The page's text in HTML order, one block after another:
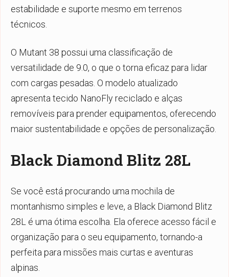
estabilidade e suporte mesmo em terrenos
técnicos.
O Mutant 38 possui uma classificação de
versatilidade de 9.0, o que o torna eficaz para lidar
com cargas pesadas. O modelo atualizado
apresenta tecido NanoFly reciclado e alças
removíveis para prender equipamentos, oferecendo
maior sustentabilidade e opções de personalização.
Black Diamond Blitz 28L
Se você está procurando uma mochila de
montanhismo simples e leve, a Black Diamond Blitz
28L é uma ótima escolha. Ela oferece acesso fácil e
organização para o seu equipamento, tornando-a
perfeita para missões mais curtas e aventuras
alpinas.